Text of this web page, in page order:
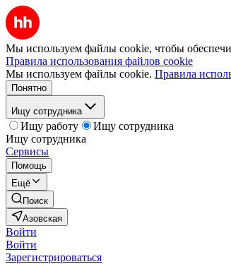
Мы используем файлы cookie, чтобы
Правила использования файлов cookie
Мы используем файлы cookie. Правила
Понятно
Ищу сотрудника
Ищу работу
Ищу сотрудника
Ищу сотрудника
Сервисы
Помощь
Ещё
Поиск
Азовская
Войти
Войти
Зарегистрироваться